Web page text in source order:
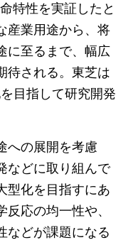
特性を実証したと
産業用途から、将
に至るまで、幅広
待される。東芝は
目指して研究開発
への展開を考慮
などに取り組んで
型化を目指すにあ
応の均一性や、
などが課題になる